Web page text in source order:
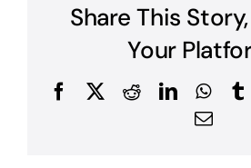
Share This
Your
FacebookRedditLinkedIn
Email